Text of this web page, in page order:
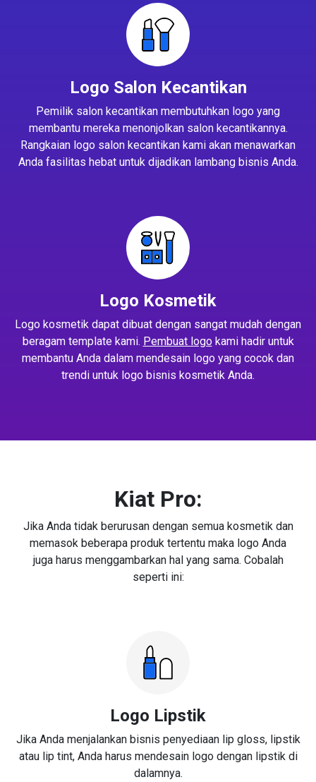
Logo Salon Kecantikan
Pemilik salon kecantikan membutuhkan logo yang
membantu mereka menonjolkan salon kecantikannya.
Rangkaian logo salon kecantikan kami akan menawarkan
Anda fasilitas hebat untuk dijadikan lambang bisnis Anda.
Logo Kosmetik
Logo kosmetik dapat dibuat dengan sangat mudah dengan
beragam template kami. Pembuat logokami hadir untuk
membantu Anda dalam mendesain logo yang cocok dan
trendi untuk logo bisnis kosmetik Anda.
Kiat Pro:
Jika Anda tidak berurusan dengan semua kosmetik dan
memasok beberapa produk tertentu maka logo Anda
juga harus menggambarkan hal yang sama. Cobalah
seperti ini:
Logo Lipstik
Jika Anda menjalankan bisnis penyediaan lip gloss, lipstik
atau lip tint, Anda harus mendesain logo dengan lipstik di
dalamnya.